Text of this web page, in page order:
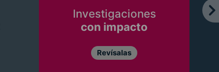
Investigaciones
con impacto
Revísalas